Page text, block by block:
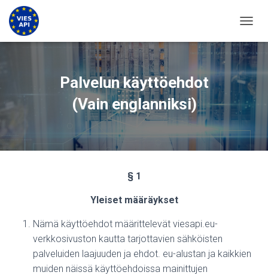
Palvelun käyttöehdot
(Vain englanniksi)
§ 1
Yleiset määräykset
Nämä käyttöehdot määrittelevät viesapi.eu-
verkkosivuston kautta tarjottavien sähköisten
palveluiden laajuuden ja ehdot. eu-alustan ja kaikkien
muiden näissä käyttöehdoissa mainittujen